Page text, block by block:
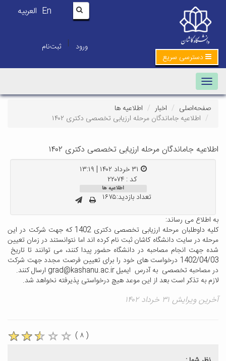
En العربیه
ورود | ثبت‌نام
دسترسی سریع
Toggle navigation
صفحه‌اصلی اخبار
اطلاعیه ها
اطلاعیه جاماندگان مرحله ارزیابی تخصصی دکتری ۱۴۰۲
اطلاعیه جاماندگان مرحله ارزیابی تخصصی دکتری ۱۴۰۲
کد : ۲۲۰۷۴
اطلاعیه ها
تعداد بازدید:۱۶۷۵
به اطلاع می رساند:
کلیه داوطلبان مرحله ارزیابی تخصصی دکتری 1402 که جهت شرکت در این
مرحله در سایت دانشگاه کاشان ثبت نام کرده اند اما نتوانستند در زمان تعیین
شده جهت انجام مصاحبه در دانشگاه حضور پیدا کنند، می توانند تا تاریخ
1402/04/03 درخواست های خود را برای تعیین فرصت مجدد جهت شرکت
در مصاحبه تخصصی به آدرس ایمیل grad@kashanu.ac.ir ارسال کنند.
لازم به تذکر است بعد از این موعد هیچ درخواستی پذیرفته نخواهد شد.
آخرین ویرایش ۳۱ خرداد ۱۴۰۲
( ۸ )